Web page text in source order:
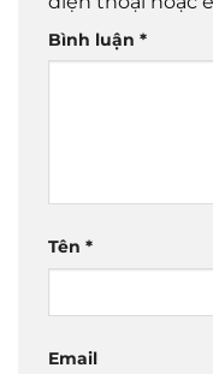
Bình luận *
Tên *
Email